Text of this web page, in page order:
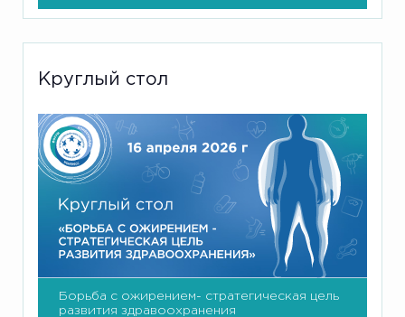
Круглый стол
Борьба с ожирением- стратегическая цель
развития здравоохранения